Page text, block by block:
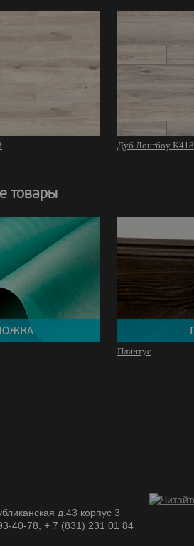
Дуб Лонгбоу K418
товары
Плинтус
д.43 корпус 3
40-78, + 7 (831) 231 01 84